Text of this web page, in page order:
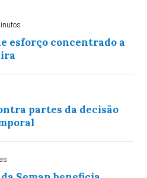
esforço concentrado a
partes da decisão